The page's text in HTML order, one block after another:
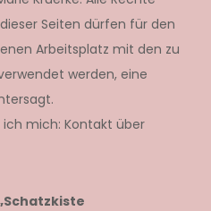
Seiten dürfen für den
Arbeitsplatz mit den zu
werden, eine
mich: Kontakt über